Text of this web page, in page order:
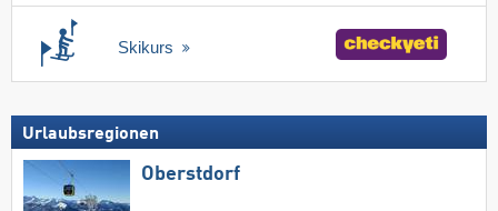
Skikurs
Urlaubsregionen
Oberstdorf